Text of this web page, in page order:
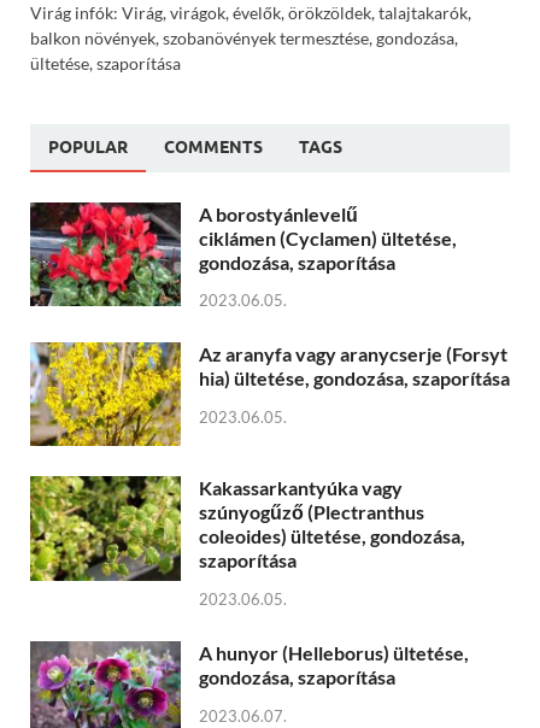
Virág infók: Virág, virágok, évelők, örökzöldek, talajtakarók,
balkon növények, szobanövények termesztése, gondozása,
ültetése, szaporítása
POPULAR COMMENTS TAGS
A borostyánlevelű
ciklámen (Cyclamen) ültetése,
gondozása, szaporítása
2023.06.05.
Az aranyfa vagy aranycserje (Forsyt
hia) ültetése, gondozása, szaporítása
2023.06.05.
Kakassarkantyúka vagy
szúnyogűző (Plectranthus
coleoides) ültetése, gondozása,
szaporítása
2023.06.05.
A hunyor (Helleborus) ültetése,
gondozása, szaporítása
2023.06.07.